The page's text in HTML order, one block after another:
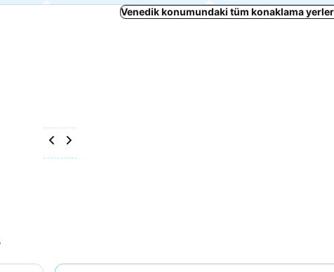
Venedik konumundaki tüm konaklama